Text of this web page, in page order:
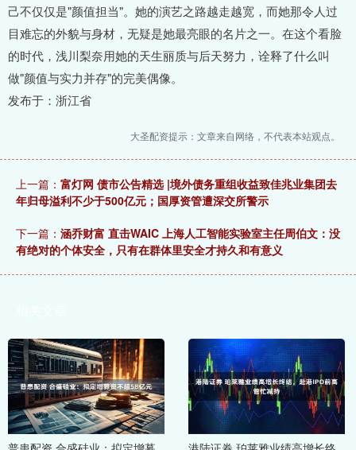
己不仅仅是"颜值担当"。她的演艺之路越走越宽，而她那令人过
目难忘的外貌与身材，无疑是她最亮眼的名片之一。在这个看脸
的时代，浅川梨奈用她的天生丽质与后天努力，诠释了什么叫
做"颜值与实力并存"的完美偶像。
发布于：浙江省
大圣配资提示：文章来自网络，不代表本站观点。
上一篇： 富灯网 债市公告精选 |境外债务重组收益致佳兆业集团去
年归母溢利不少于500亿元；国厚资管遭深交所警示
下一篇： 涵乔财富 直击WAIC 上海人工智能实验室主任周伯文：没
有绝对的个体安全，只有在群体里安全才持久和有意义